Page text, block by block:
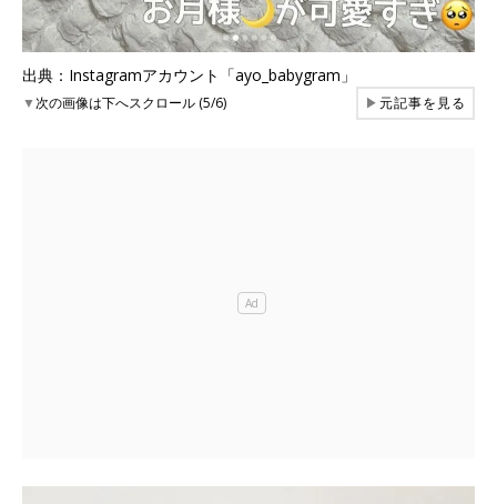
出典：Instagramアカウント「ayo_babygram」
▼次の画像は下へスクロール (5/6) ▶元記事を見る